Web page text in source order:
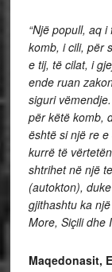
“Një popull, aq
komb, i cili, për
e tij, të cilat, i
ende ruan
siguri
për këtë komb,
është si një re
kurrë të
shtrihet në një
(autokton),
gjithashtu ka
More, Siçili dhe
Maqedonasit,